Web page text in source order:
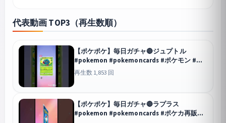
代表動画 TOP3（再生数順）
【ポケポケ】毎日ガチャ🔴ジュプトル
#pokemon #pokemoncards #ポケモン #ポ
ケモンカード #ポケモンsv #おれポケ
再生数 1,853 回
【ポケポケ】毎日ガチャ🔴ラプラス
#pokemon #pokemoncards #ポケカ再販最